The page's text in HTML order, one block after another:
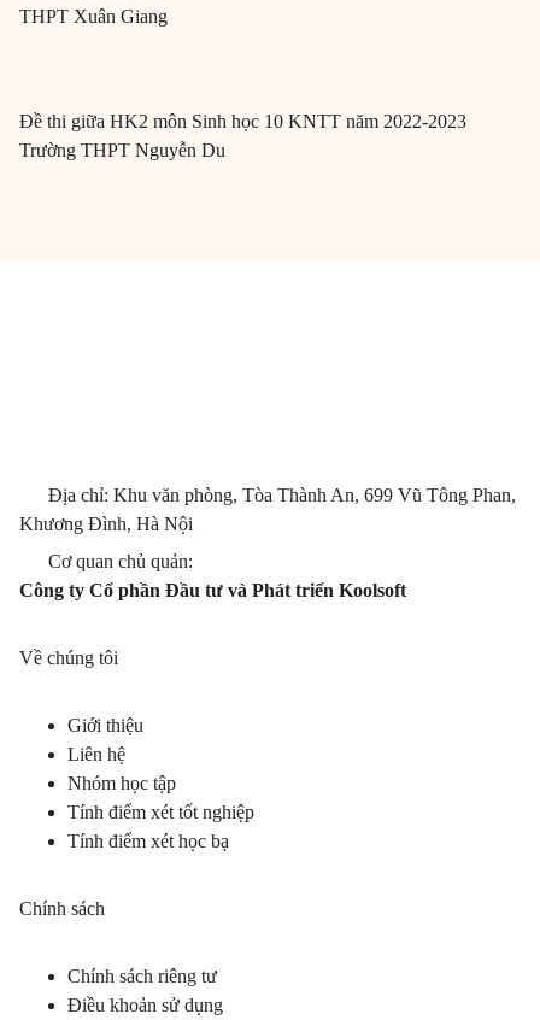
THPT Xuân Giang
Đề thi giữa HK2 môn Sinh học 10 KNTT năm 2022-2023
Trường THPT Nguyễn Du
Địa chỉ: Khu văn phòng, Tòa Thành An, 699 Vũ Tông Phan,
Khương Đình, Hà Nội
Cơ quan chủ quản:
Công ty Cổ phần Đầu tư và Phát triển Koolsoft
Về chúng tôi
Giới thiệu
Liên hệ
Nhóm học tập
Tính điểm xét tốt nghiệp
Tính điểm xét học bạ
Chính sách
Chính sách riêng tư
Điều khoản sử dụng